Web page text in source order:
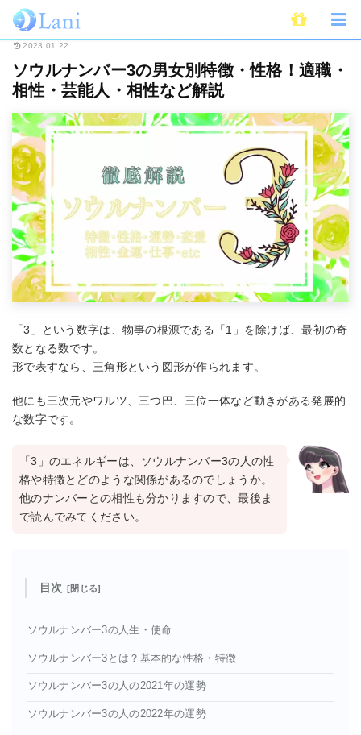
ホーム 占い ソウルナンバー3の男女別特徴・性格！適
2023.01.22
ソウルナンバー3の男女別特徴・性格！適職・
相性・芸能人・相性など解説
「3」という数字は、物事の根源である「1」を除けば、最初の奇
数となる数です。
形で表すなら、三角形という図形が作られます。
他にも三次元やワルツ、三つ巴、三位一体など動きがある発展的
な数字です。
「3」のエネルギーは、ソウルナンバー3の人の性
格や特徴とどのような関係があるのでしょうか。
他のナンバーとの相性も分かりますので、最後ま
で読んでみてください。
目次
ソウルナンバー3の人生・使命
ソウルナンバー3とは？基本的な性格・特徴
ソウルナンバー3の人の2021年の運勢
ソウルナンバー3の人の2022年の運勢